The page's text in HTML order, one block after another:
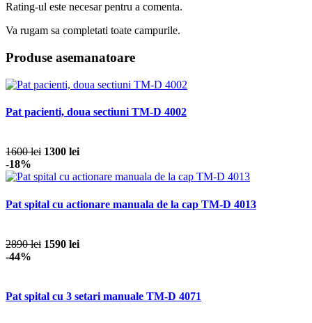
Rating-ul este necesar pentru a comenta.
Va rugam sa completati toate campurile.
Produse asemanatoare
Pat pacienti, doua sectiuni TM-D 4002
1600 lei 1300 lei
-18%
Pat spital cu actionare manuala de la cap TM-D 4013
2890 lei 1590 lei
-44%
Pat spital cu 3 setari manuale TM-D 4071